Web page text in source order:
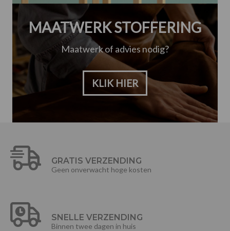
MAATWERK STOFFERING
Maatwerk of advies nodig?
KLIK HIER
GRATIS VERZENDING
Geen onverwacht hoge kosten
SNELLE VERZENDING
Binnen twee dagen in huis